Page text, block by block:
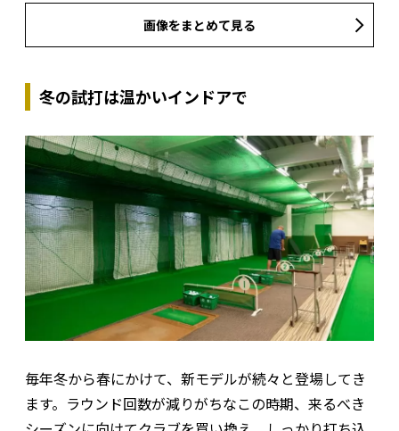
画像をまとめて見る
冬の試打は温かいインドアで
毎年冬から春にかけて、新モデルが続々と登場してき
ます。ラウンド回数が減りがちなこの時期、来るべき